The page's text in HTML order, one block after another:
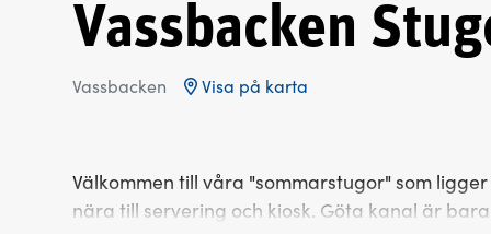
Vassbacken
Vassbacken Visa på karta
Välkommen till våra "sommarstugor" som
nära till servering och kiosk. Göta kanal är